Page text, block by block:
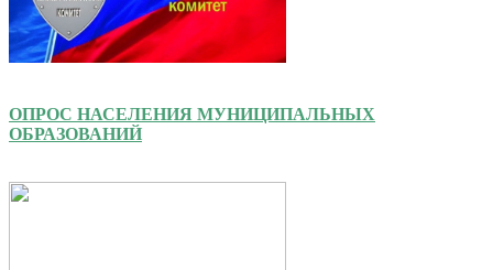
ОПРОС НАСЕЛЕНИЯ МУНИЦИПАЛЬНЫХ
ОБРАЗОВАНИЙ